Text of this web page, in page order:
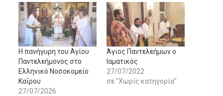
Η πανήγυρη του Αγίου
Παντελεήμονος στο
Ελληνικό Νοσοκομείο
Καΐρου
27/07/2026
Άγιος Παντελεήμων ο
Ιαματικός
27/07/2022
σε "Χωρίς κατηγορία"